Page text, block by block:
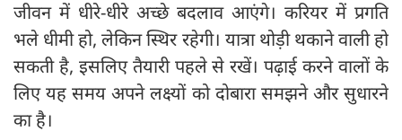
जीवन में धीरे-धीरे अच्छे बदलाव आएंगे। करियर में प्रगति
भले धीमी हो, लेकिन स्थिर रहेगी। यात्रा थोड़ी थकाने वाली हो
सकती है, इसलिए तैयारी पहले से रखें। पढ़ाई करने वालों के
लिए यह समय अपने लक्ष्यों को दोबारा समझने और सुधारने
का है।